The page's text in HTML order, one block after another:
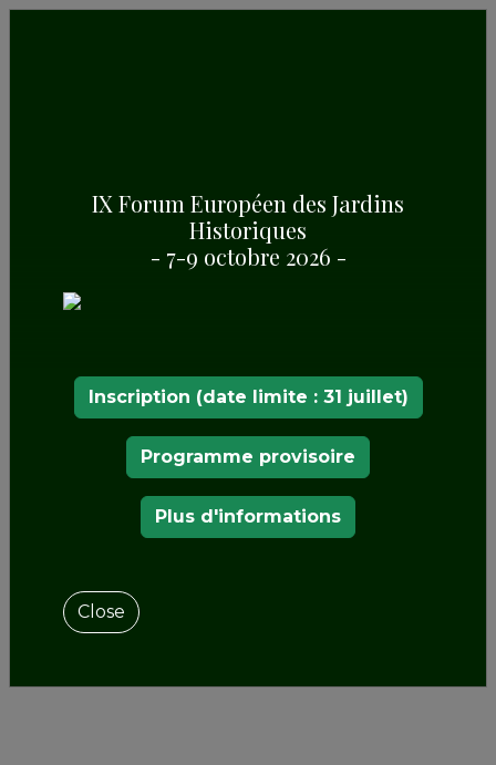
PALAIS DE KAMIENIEC
IX Forum Européen des Jardins
Historiques
- 7-9 octobre 2026 -
Inscription (date limite : 31 juillet)
Programme provisoire
Plus d'informations
Close